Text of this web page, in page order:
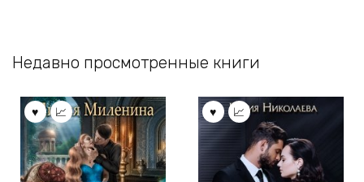
Недавно просмотренные книги